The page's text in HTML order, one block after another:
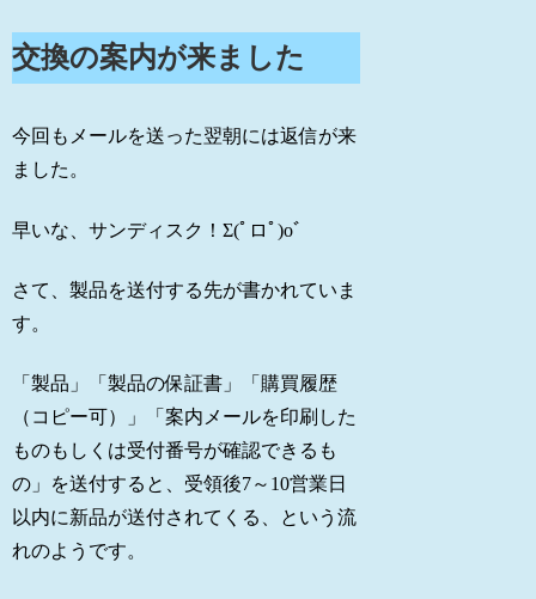
交換の案内が来ました
今回もメールを送った翌朝には返信が来
ました。
早いな、サンディスク！Σ(ﾟロﾟ)oﾞ
さて、製品を送付する先が書かれていま
す。
「製品」「製品の保証書」「購買履歴
（コピー可）」「案内メールを印刷した
ものもしくは受付番号が確認できるも
の」を送付すると、受領後7～10営業日
以内に新品が送付されてくる、という流
れのようです。